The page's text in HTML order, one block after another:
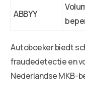
ABBYY
Autoboeker biedt
fraudedetectie en
Nederlandse MKB-